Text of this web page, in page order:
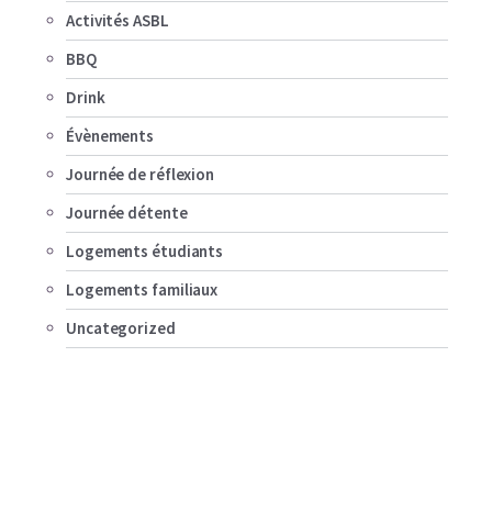
Activités ASBL
BBQ
Drink
Évènements
Journée de réflexion
Journée détente
Logements étudiants
Logements familiaux
Uncategorized